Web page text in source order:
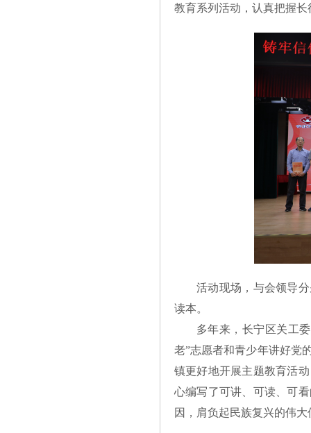
教育系列活动，认真把握
活动现场，与会领导
读本。
多年来，长宁区关工
老”志愿者和青少年讲好党
镇更好地开展主题教育活
心编写了可讲、可读、可
因，肩负起民族复兴的伟大